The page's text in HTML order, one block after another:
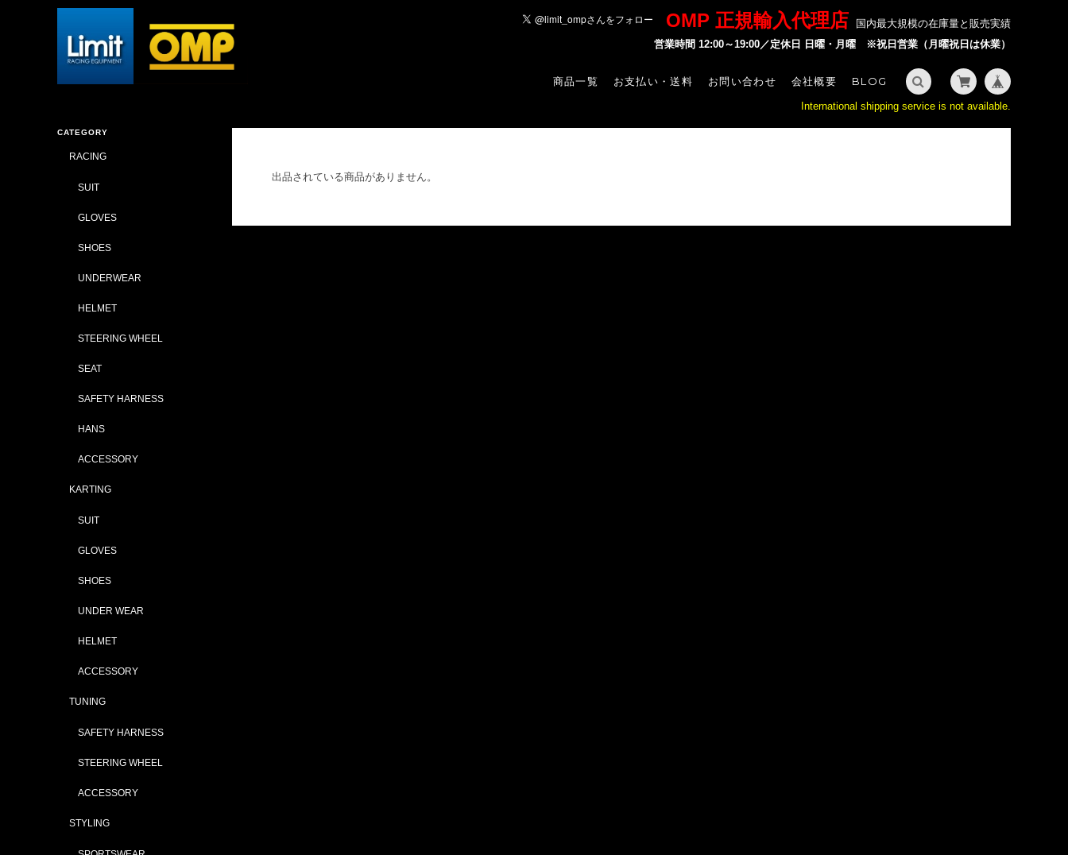
OMP 正規輸入代理店
国内最大規模の在庫量と販売実績
営業時間 12:00～19:00／定休日 日曜・月曜 ※祝日営業（月曜祝日は休業）
商品一覧 お支払い・送料 お問い合わせ 会社概要 BLOG
International shipping service is not available.
出品されている商品がありません。
CATEGORY
RACING
SUIT
GLOVES
SHOES
UNDERWEAR
HELMET
STEERING WHEEL
SEAT
SAFETY HARNESS
HANS
ACCESSORY
KARTING
SUIT
GLOVES
SHOES
UNDER WEAR
HELMET
ACCESSORY
TUNING
SAFETY HARNESS
STEERING WHEEL
ACCESSORY
STYLING